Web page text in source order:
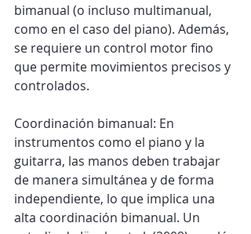
bimanual (o incluso multimanual,
como en el caso del piano). Además,
se requiere un control motor fino
que permite movimientos precisos y
controlados.
Coordinación bimanual: En
instrumentos como el piano y la
guitarra, las manos deben trabajar
de manera simultánea y de forma
independiente, lo que implica una
alta coordinación bimanual. Un